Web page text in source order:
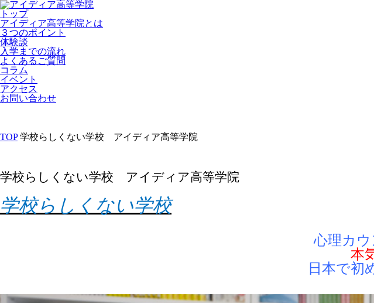
トップ
アイディア高等学院とは
３つのポイント
体験談
入学までの流れ
よくあるご質問
コラム
イベント
アクセス
お問い合わせ
TOP 学校らしくない学校 アイディア高等学院
学校らしくない学校 アイディア高等学院
学校らしくない学校
心理カ
本
日本で初